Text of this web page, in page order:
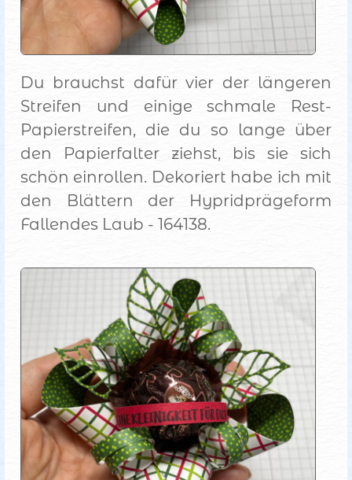
Du brauchst dafür vier der längeren
Streifen und einige schmale Rest-
Papierstreifen, die du so lange über
den Papierfalter ziehst, bis sie sich
schön einrollen. Dekoriert habe ich mit
den Blättern der Hypridprägeform
Fallendes Laub - 164138.